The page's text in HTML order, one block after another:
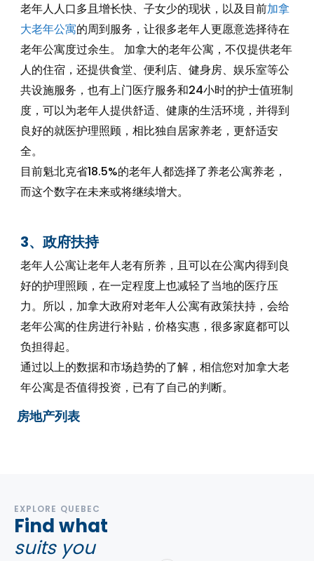
老年人人口多且增长快、子女少的现状，以及目前加拿
大老年公寓的周到服务，让很多老年人更愿意选择待在
老年公寓度过余生。 加拿大的老年公寓，不仅提供老年
人的住宿，还提供食堂、便利店、健身房、娱乐室等公
共设施服务，也有上门医疗服务和24小时的护士值班制
度，可以为老年人提供舒适、健康的生活环境，并得到
良好的就医护理照顾，相比独自居家养老，更舒适安
全。
目前魁北克省18.5%的老年人都选择了养老公寓养老，
而这个数字在未来或将继续增大。
3、政府扶持
老年人公寓让老年人老有所养，且可以在公寓内得到良
好的护理照顾，在一定程度上也减轻了当地的医疗压
力。所以，加拿大政府对老年人公寓有政策扶持，会给
老年公寓的住房进行补贴，价格实惠，很多家庭都可以
负担得起。
通过以上的数据和市场趋势的了解，相信您对加拿大老
年公寓是否值得投资，已有了自己的判断。
房地产列表
EXPLORE QUEBEC
Find what
suits you